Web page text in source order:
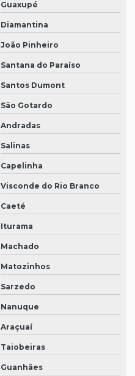
Guaxupé
Diamantina
João Pinheiro
Santana do Paraíso
Santos Dumont
São Gotardo
Andradas
Salinas
Capelinha
Visconde do Rio Branco
Caeté
Iturama
Machado
Matozinhos
Sarzedo
Nanuque
Araçuaí
Taiobeiras
Guanhães